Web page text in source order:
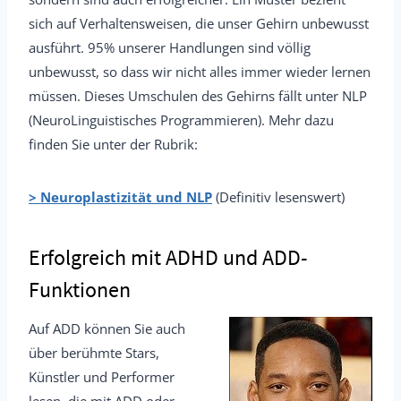
sich auf Verhaltensweisen, die unser Gehirn unbewusst
ausführt. 95% unserer Handlungen sind völlig
unbewusst, so dass wir nicht alles immer wieder lernen
müssen. Dieses Umschulen des Gehirns fällt unter NLP
(NeuroLinguistisches Programmieren). Mehr dazu
finden Sie unter der Rubrik:
> Neuroplastizität und NLP (Definitiv lesenswert)
Erfolgreich mit ADHD und ADD-
Funktionen
Auf ADD können Sie auch
über berühmte Stars,
Künstler und Performer